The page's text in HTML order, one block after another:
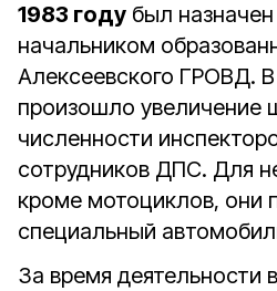
1983 году был
начальником
Алексеевского ГРОВД.
произошло увеличение
численности
сотрудников ДПС. Для
кроме мотоциклов, они
специальный
За время деятельности